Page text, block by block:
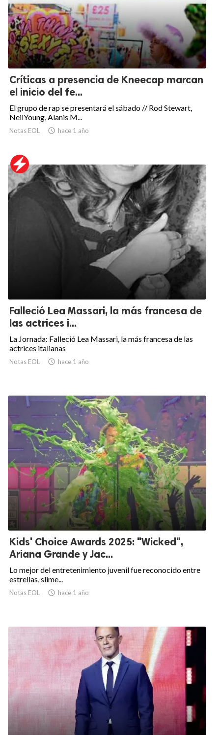
Críticas a presencia de Kneecap marcan
el inicio del fe...
El grupo de rap se presentará el sábado // Rod Stewart,
NeilYoung, Alanis M...
Notas EOL  hace 1 año
Falleció Lea Massari, la más francesa de
las actrices i...
La Jornada: Falleció Lea Massari, la más francesa de las
actrices italianas
Notas EOL  hace 1 año
Kids' Choice Awards 2025: "Wicked",
Ariana Grande y Jac...
Lo mejor del entretenimiento juvenil fue reconocido entre
estrellas, slime...
Notas EOL  hace 1 año